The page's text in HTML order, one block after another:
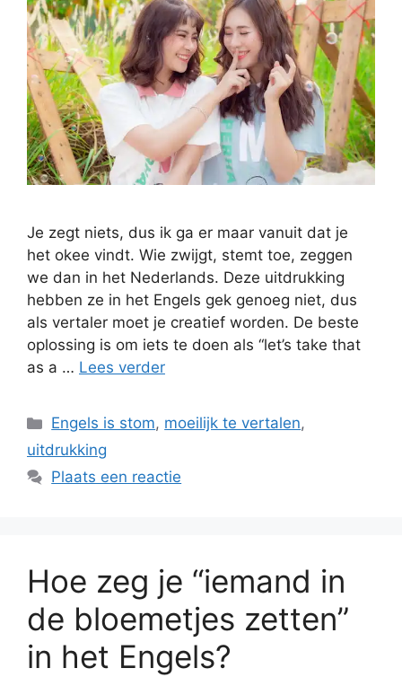
Je zegt niets, dus ik ga er maar vanuit dat je
het okee vindt. Wie zwijgt, stemt toe, zeggen
we dan in het Nederlands. Deze uitdrukking
hebben ze in het Engels gek genoeg niet, dus
als vertaler moet je creatief worden. De beste
oplossing is om iets te doen als “let’s take that
as a … Lees verder
Categorieën
Engels is stom, moeilijk te vertalen,
uitdrukking
Plaats een reactie
Hoe zeg je “iemand in
de bloemetjes zetten”
in het Engels?